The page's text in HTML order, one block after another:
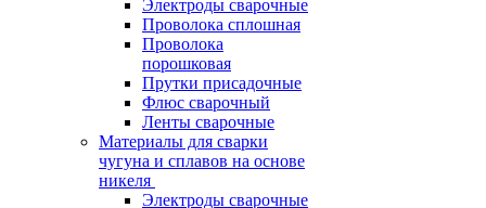
Электроды сварочные
Проволока сплошная
Проволока
порошковая
Прутки присадочные
Флюс сварочный
Ленты сварочные
Материалы для сварки
чугуна и сплавов на основе
никеля
Электроды сварочные